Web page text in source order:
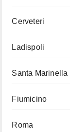
Cerveteri
Ladispoli
Santa Marinella
Fiumicino
Roma